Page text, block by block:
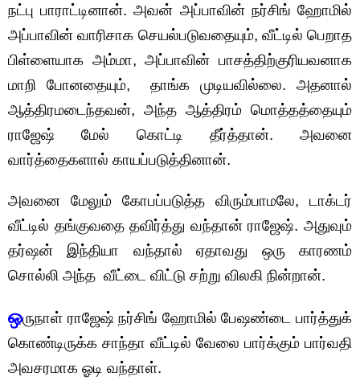
நட்பு பாராட்டினான். அவன் அப்பாவின் நர்சிங் ஹோமில்
அப்பாவின் வாரிசாக செயல்படுவதையும், வீட்டில் பெறாத
பிள்ளையாக அம்மா, அப்பாவின் பாசத்திற்குரியவனாக
மாறி போனதையும், தாங்க முடியவில்லை. அதனால்
ஆத்திரமடைந்தவன், அந்த ஆத்திரம் மொத்தத்தையும்
ராஜேஷ் மேல் கொட்டி தீர்த்தான். அவனை
வார்த்தைகளால் காயப்படுத்தினான்.
அவனை மேலும் கோபப்படுத்த விரும்பாமலே, டாக்டர்
வீட்டில் தங்குவதை தவிர்த்து வந்தான் ராஜேஷ். அதுவும்
தர்ஷன் இந்தியா வந்தால் ஏதாவது ஒரு காரணம்
சொல்லி அந்த வீட்டை விட்டு சற்று விலகி நின்றான்.
ஒருநாள் ராஜேஷ் நர்சிங் ஹோமில் பேஷண்டை பார்த்துக்
கொண்டிருக்க சாந்தா வீட்டில் வேலை பார்க்கும் பார்வதி
அவசரமாக ஓடி வந்தாள்.